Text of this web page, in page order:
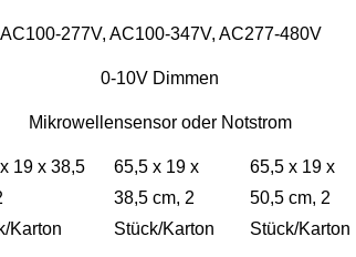
AC100-277V, AC100-347V, AC277-480V
0-10V Dimmen
Mikrowellensensor oder Notstrom
19 x 38,5
Karton
65,5 x 19 x
38,5 cm, 2
Stück/Karton
65,5 x 19 x
50,5 cm, 2
Stück/Karton